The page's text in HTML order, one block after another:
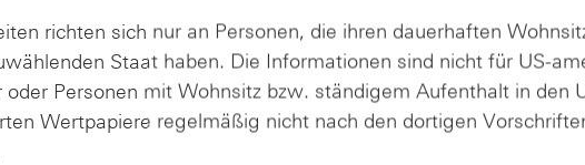
richten sich nur an Personen, die ihren dauerhaften
Staat haben. Die Informationen sind nicht für US-
oder Personen mit Wohnsitz bzw. ständigem Aufenthalt in den
Wertpapiere regelmäßig nicht nach den dortigen